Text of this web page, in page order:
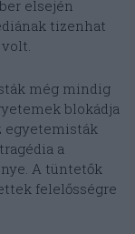
elsején
tizenhat
még mindig
blokádja
egyetemisták
a
A tüntetők
felelősségre